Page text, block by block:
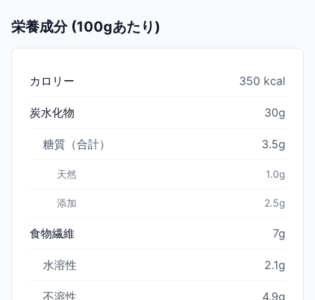
栄養成分 (100gあたり)
カロリー 350 kcal
炭水化物 30g
糖質（合計） 3.5g
天然 1.0g
添加 2.5g
食物繊維 7g
水溶性 2.1g
不溶性 4.9g